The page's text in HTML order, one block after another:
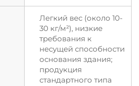
Легкий вес (около 10-
30 кг/м²), низкие
требования к
несущей способности
основания здания;
продукция
стандартного типа